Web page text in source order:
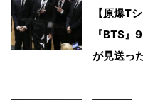
【原爆T
『BTS
が見送っ